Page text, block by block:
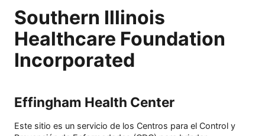
Southern Illinois
Healthcare Foundation
Incorporated
Effingham Health Center
Este sitio es un servicio de los Centros para el Control y